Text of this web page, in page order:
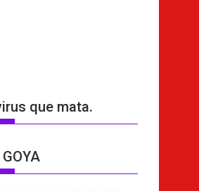
que mata.